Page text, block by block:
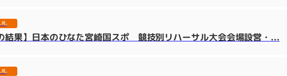
札
結果】日本のひなた宮崎国スポ 競技別リハーサル大会会場設営・...
札